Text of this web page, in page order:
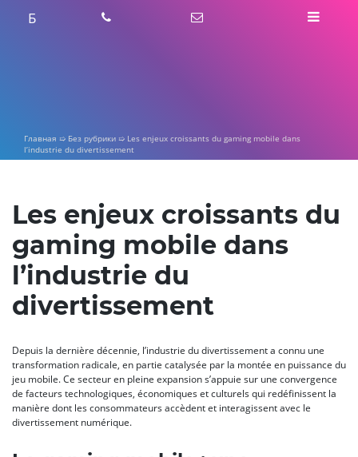
Б
Главная ➯ Без рубрики ➯ Les enjeux croissants du gaming mobile dans
l’industrie du divertissement
Les enjeux croissants du
gaming mobile dans
l’industrie du
divertissement
Depuis la dernière décennie, l’industrie du divertissement a connu une
transformation radicale, en partie catalysée par la montée en puissance du
jeu mobile. Ce secteur en pleine expansion s’appuie sur une convergence
de facteurs technologiques, économiques et culturels qui redéfinissent la
manière dont les consommateurs accèdent et interagissent avec le
divertissement numérique.